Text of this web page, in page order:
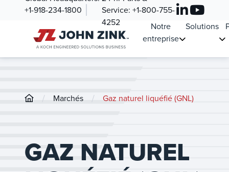
+1-918-234-1800
Service: +1-800-755-
4252
Notre
entreprise
Solutions
/ Marchés / Gaz naturel liquéfié (GNL)
GAZ NATUREL